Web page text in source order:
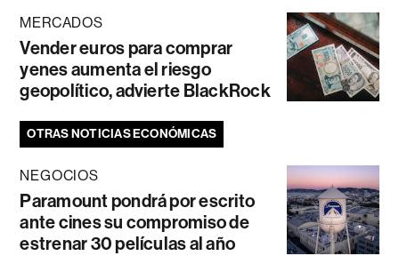
MERCADOS
Vender euros para comprar
yenes aumenta el riesgo
geopolítico, advierte BlackRock
OTRAS NOTICIAS ECONÓMICAS
NEGOCIOS
Paramount pondrá por escrito
ante cines su compromiso de
estrenar 30 películas al año